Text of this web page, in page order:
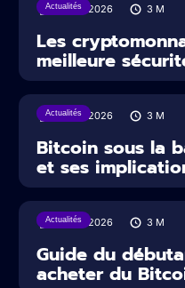
Actualités
30/07/2026 3 M
Les
meilleure
Actualités
29/07/2026 3 M
Bitcoin sous la
et ses
Actualités
29/07/2026 3 M
Guide du
acheter du